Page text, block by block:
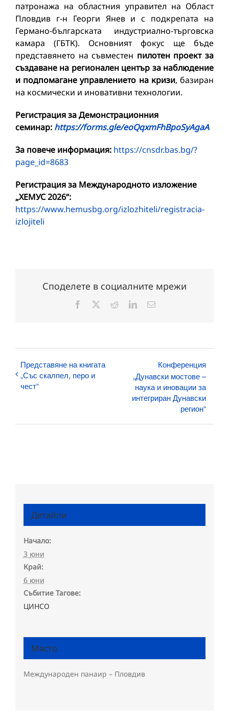
патронажа на областния управител на Област
Пловдив г-н Георги Янев и с подкрепата на
Германо-българската индустриално-търговска
камара (ГБТК). Основният фокус ще бъде
представянето на съвместен пилотен проект за
създаване на регионален център за наблюдение
и подпомагане управлението на кризи, базиран
на космически и иновативни технологии.
Регистрация за Демонстрационния
семинар: https://forms.gle/eoQqxmFhBpoSyAgaA
За повече информация: https://cnsdr.bas.bg/?
page_id=8683
Регистрация за Международното изложение
„ХЕМУС 2026“:
https://www.hemusbg.org/izlozhiteli/registracia-
izlojiteli
Споделете в социалните мрежи
Facebook RedditLinkedInЕлектронна
Представяне на книгата
„Със скалпел, перо и
чест“
Конференция
„Дунавски мостове –
наука и иновации за
интегриран Дунавски
регион“
Детайли
Начало:
3 юни
Край:
6 юни
Събитие Тагове:
ЦИНСО
Място
Международен панаир – Пловдив